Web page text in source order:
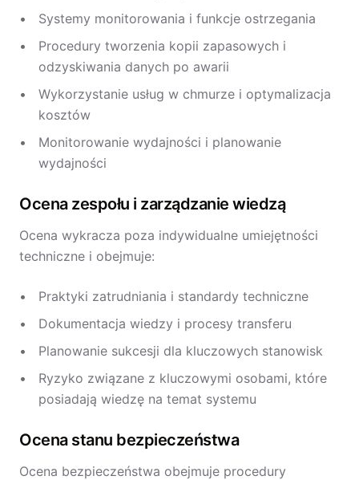
Systemy monitorowania i funkcje ostrzegania
Procedury tworzenia kopii zapasowych i
odzyskiwania danych po awarii
Wykorzystanie usług w chmurze i optymalizacja
kosztów
Monitorowanie wydajności i planowanie
wydajności
Ocena zespołu i zarządzanie wiedzą
Ocena wykracza poza indywidualne umiejętności
techniczne i obejmuje:
Praktyki zatrudniania i standardy techniczne
Dokumentacja wiedzy i procesy transferu
Planowanie sukcesji dla kluczowych stanowisk
Ryzyko związane z kluczowymi osobami, które
posiadają wiedzę na temat systemu
Ocena stanu bezpieczeństwa
Ocena bezpieczeństwa obejmuje procedury